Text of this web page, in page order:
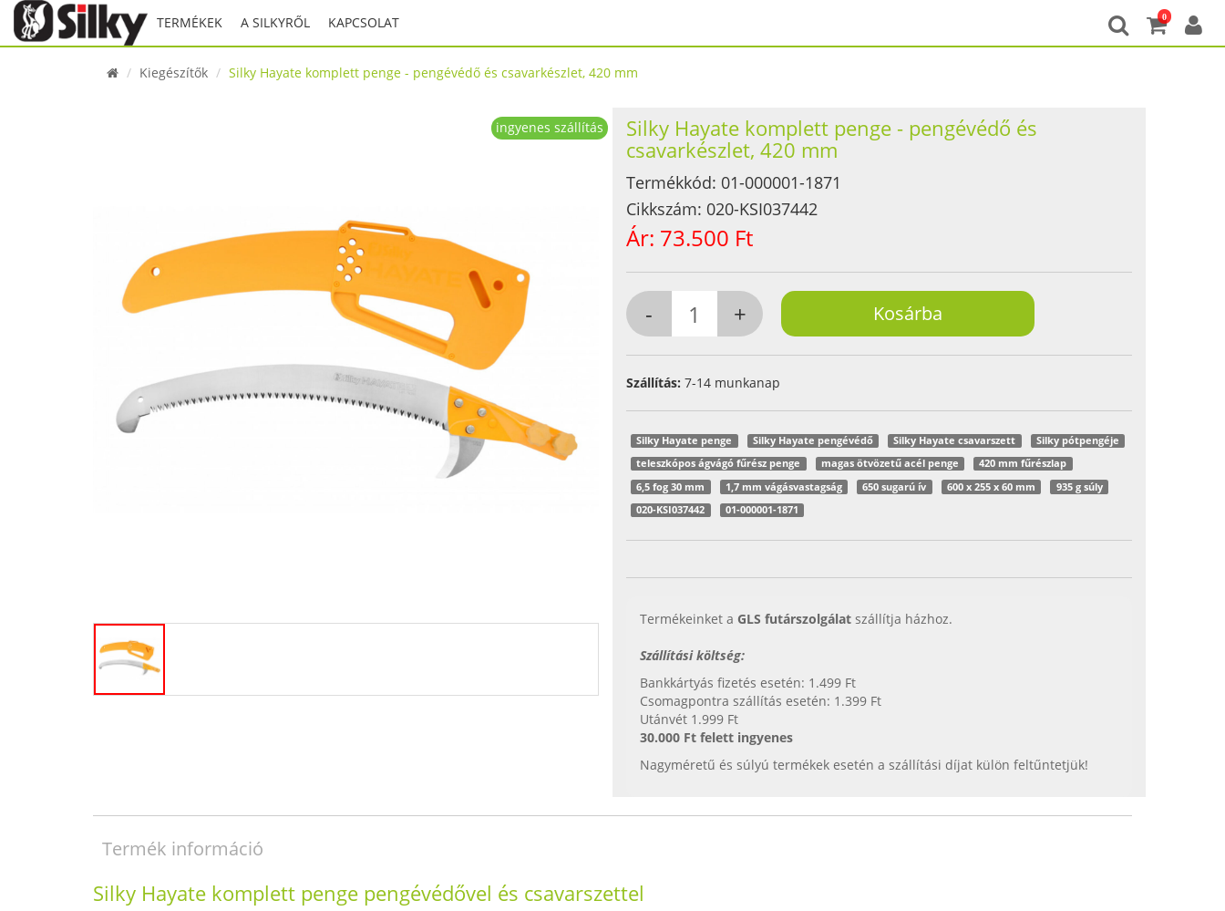
0
TERMÉKEK A SILKYRŐL KAPCSOLAT
Kiegészítők Silky Hayate komplett penge - pengévédő és csavarkészlet, 420 mm
ingyenes szállítás
Silky Hayate komplett penge - pengévédő és
csavarkészlet, 420 mm
Termékkód: 01-000001-1871
Cikkszám: 020-KSI037442
Ár: 73.500 Ft
Szállítás: 7-14 munkanap
Silky Hayate penge Silky Hayate pengévédő Silky Hayate csavarszett
Silky pótpengéje
teleszkópos ágvágó fűrész penge
magas ötvözetű acél penge
420 mm fűrészlap
6,5 fog 30 mm
1,7 mm vágásvastagság 650 sugarú ív 600 x 255 x 60 mm
935 g súly
020-KSI037442
01-000001-1871
Termékeinket a GLS futárszolgálat szállítja házhoz.
Szállítási költség:
Bankkártyás fizetés esetén: 1.499 Ft
Csomagpontra szállítás esetén: 1.399 Ft
Utánvét 1.999 Ft
30.000 Ft felett ingyenes
Nagyméretű és súlyú termékek esetén a szállítási díjat külön feltűntetjük!
Termék információ
Silky Hayate komplett penge pengévédővel és csavarszettel